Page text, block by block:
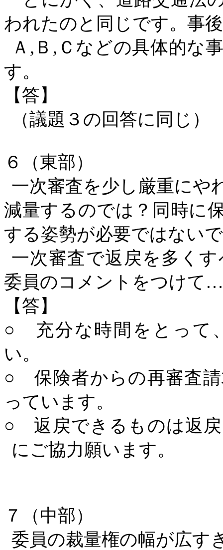
われたのと同じです。事
Ａ ,Ｂ,Ｃなどの具体的な
す。
【答】
（議題３の回答に同じ）
６（東部）
一次審査を少し厳重にや
減量するのでは？同時に
する姿勢が必要ではない
一次審査で返戻を多く
委員のコメントをつけて…
【答】
○ 充分な時間をとって
い。
○ 保険者からの再審査請
っています。
○ 返戻できるものは返戻
にご協力願います。
７（中部）
委員の裁量権の幅が広す